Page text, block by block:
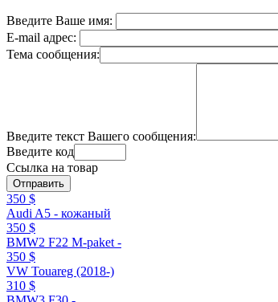
Введите Ваше имя:
E-mail адрес:
Тема сообщения:
Введите текст Вашего сообщения:
Введите код
Ссылка на товар
350 $
Audi A5 - кожаный
350 $
BMW2 F22 M-paket -
350 $
VW Touareg (2018-)
310 $